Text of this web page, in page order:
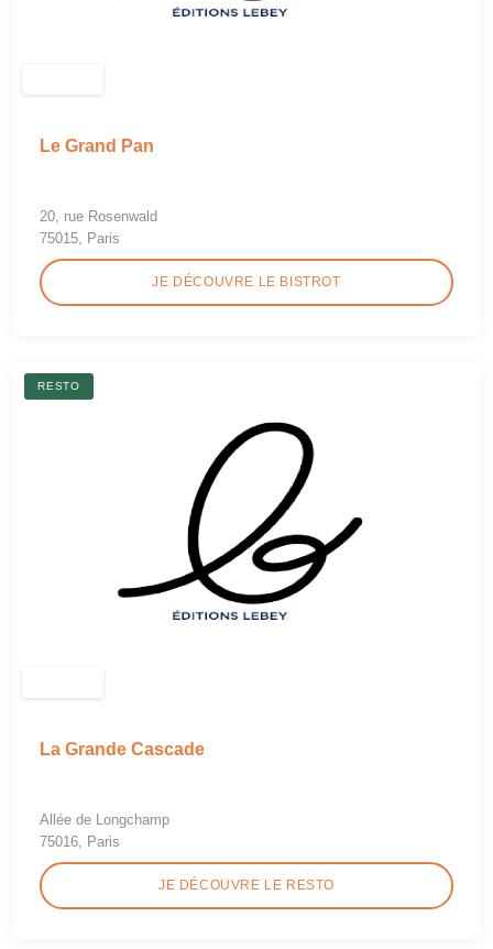
Le Grand Pan
20, rue Rosenwald
75015, Paris
JE DÉCOUVRE LE BISTROT
RESTO
La Grande Cascade
Allée de Longchamp
75016, Paris
JE DÉCOUVRE LE RESTO